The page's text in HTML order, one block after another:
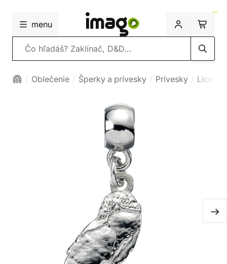
menu
Vyhľadávanie
Oblečenie Šperky a prívesky Prívesky